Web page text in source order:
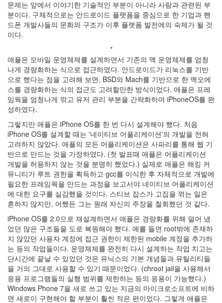
문제는 앞에서 이야기한 기술적인 부분이 아니라 사람과 관련된 부
분이다. 구체적으로는 안드로이드 플랫폼을 중심으로 한 기업과 핸
드폰 개발사들의 문화와 구조가 이후 플랫폼 발전에의 숙제가 될 것
이다.
*
애플은 모바일 운영체제를 설계하면서 기존의 맥 운영체제를 엄청
나게 경량화하는 식으로 접근하였다. 안드로이드가 리눅스를 기반
으로 했다는 점을 고려해 보면, BSD와 Mach를 기반으로 한 맥오에
스를 경량화하는 식의 접근도 고려할만한 방식이었다. 애플은 프레
임웍을 엄청나게 깎고 유저 관리 부분을 간략화하여 iPhoneOS를 완
성하였다.
그렇지만 애플은 iPhone OS를 한 번 다시 설계해야 했다. 처음
iPhone OS를 설계할 때는 '네이티브 어플리케이션'의 개발을 전혀
고려하지 않았다. 애플의 모든 어플리케이션은 사파리를 통해 웹 기
반으로 만드는 것을 가정하였다. (첫 발표때 애플은 어플리케이션
개발을 허용하지 않는 것을 분명히 했었다.) 실제로 애플은 해킹 커
뮤니티가 루트 권한을 획득하고 gcc를 이식한 후 자체적으로 개발에
필요한 프레임웍을 만드는 과정을 보고서야 네이티브 어플리케이션
에 대한 요구를 실감했을 것이다. 스티브 잡스가 고집을 꺾는 일은
흔하지 않지만, 어쨌든 그는 원래 자신의 주장을 철회했던 것 같다.
iPhone OS를 2.0으로 재설계하면서 애플은 경량화를 위해 덜어 냈
었던 많은 구조들을 도로 복원해야 했다. 예를 들면 root밖에 존재하
지 않았던 사용자 계정에 접근 권한이 제한된 mobile 계정을 추가하
는 등의 작업들이다. 운영체제를 완전히 다시 설계하는 작업 치고는
단시간에 끝날 수 있었던 것은 유닉스의 기본 개념들과 유틸리티들
을 거의 그대로 사용할 수 있기 때문이었다. (chroot jail을 사용해서
응용 프로그램들의 실행 범위를 제한하는 등의 응용이 가능했다.)
Windows Phone 7을 새로 쓰고 있는 지금의 마이크로소프트에 비하
면 새로이 구현해야 할 부분이 훨씬 적은 편이었다. 그렇게 애플은
과
통
합
적
고
(2)
주
역,
프
톨
레
마
이
오
스,
자
연
(2)
의
자
와
의
지
(1)
맥
북
에
어
사